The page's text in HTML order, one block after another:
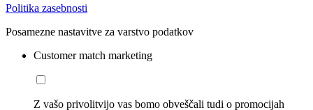
Politika zasebnosti
Posamezne nastavitve za varstvo podatkov
Customer match marketing
Z vašo privolitvijo vas bomo obveščali tudi o promocijah